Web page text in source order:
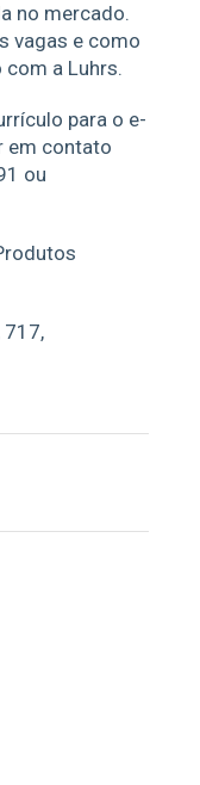
no mercado.
vagas e como
a Luhrs.
para o e-
em contato
ou
717,